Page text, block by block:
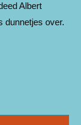
Albert
dunnetjes over.